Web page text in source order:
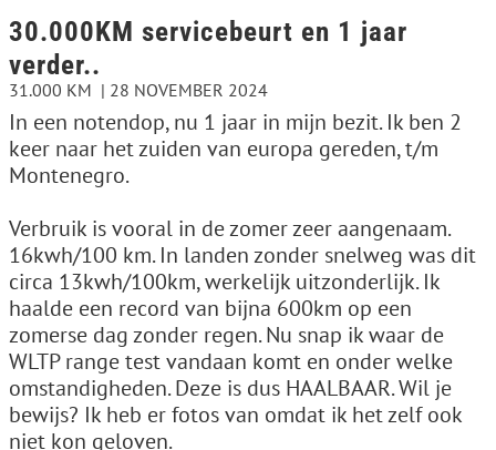
30.000KM servicebeurt en 1 jaar
verder..
31.000 KM 28 NOVEMBER 2024
In een notendop, nu 1 jaar in mijn bezit. Ik ben 2
keer naar het zuiden van europa gereden, t/m
Montenegro.
Verbruik is vooral in de zomer zeer aangenaam.
16kwh/100 km. In landen zonder snelweg was dit
circa 13kwh/100km, werkelijk uitzonderlijk. Ik
haalde een record van bijna 600km op een
zomerse dag zonder regen. Nu snap ik waar de
WLTP range test vandaan komt en onder welke
omstandigheden. Deze is dus HAALBAAR. Wil je
bewijs? Ik heb er fotos van omdat ik het zelf ook
niet kon geloven.